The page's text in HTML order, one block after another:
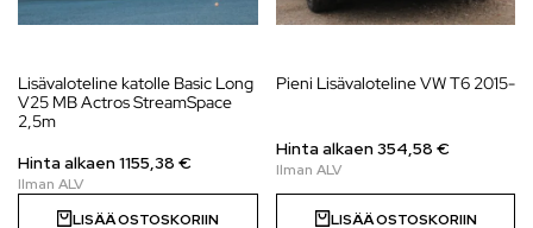
Lisävaloteline katolle Basic Long
V25 MB Actros StreamSpace
2,5m
Hinta alkaen1155,38 €
LISÄÄ OSTOSKORIIN
Pieni Lisävaloteline VW T6 2015-
Hinta alkaen 354,58 €
LISÄÄ OSTOSKORIIN